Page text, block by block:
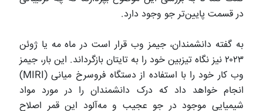
در قسمت پایین‌تر جو وجود دارد.
به گفته دانشمندان، جیمز وب قرار است در ماه مه یا ژوئن
۲۰۲۳ نیز نگاه تیزبین خود را به تایتان بازگرداند. این بار، جیمز
وب کار خود را با استفاده از دستگاه فروسرخ میانی (MIRI)
انجام خواهد داد که درک دانشمندان را در مورد مواد
شیمیایی موجود در جو عجیب و مه‌آلود این قمر اصلاح